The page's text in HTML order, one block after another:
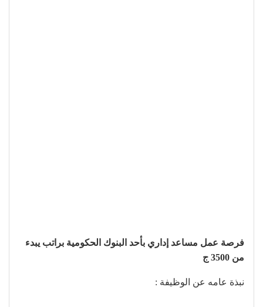
فرصة عمل مساعد إداري بأحد البنوك الحكومية براتب يبدء
من 3500 ج
نبذة عامه عن الوظيفة :